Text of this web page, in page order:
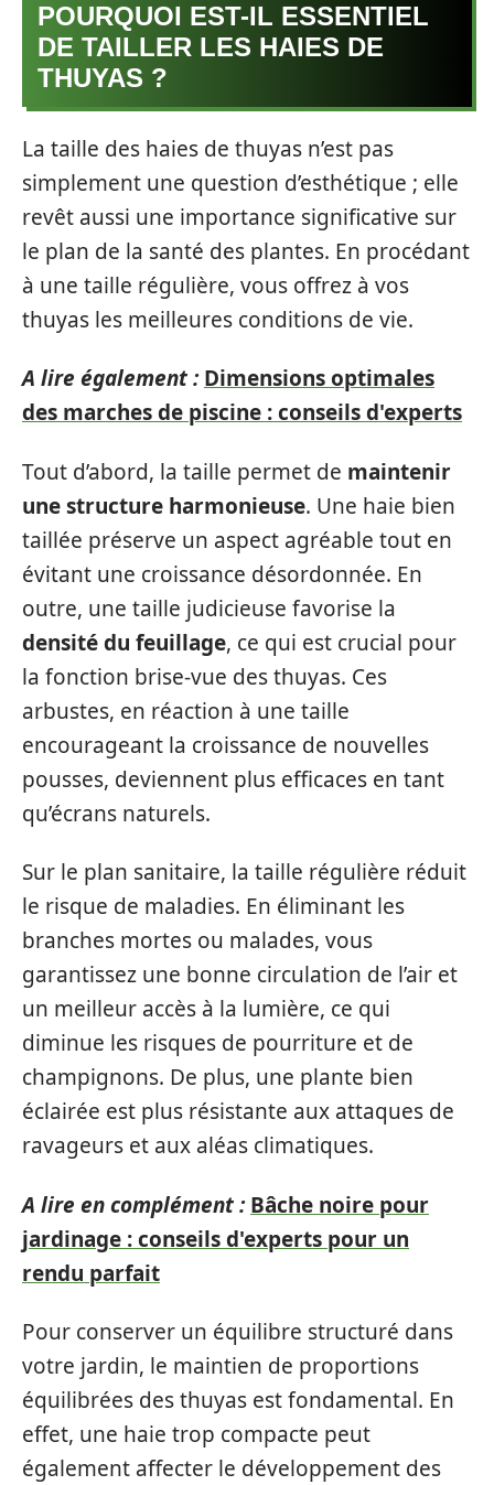
POURQUOI EST-IL ESSENTIEL
DE TAILLER LES HAIES DE
THUYAS ?
La taille des haies de thuyas n’est pas
simplement une question d’esthétique ; elle
revêt aussi une importance significative sur
le plan de la santé des plantes. En procédant
à une taille régulière, vous offrez à vos
thuyas les meilleures conditions de vie.
A lire également : Dimensions optimales
des marches de piscine : conseils d'experts
Tout d’abord, la taille permet de maintenir
une structure harmonieuse. Une haie bien
taillée préserve un aspect agréable tout en
évitant une croissance désordonnée. En
outre, une taille judicieuse favorise la
densité du feuillage, ce qui est crucial pour
la fonction brise-vue des thuyas. Ces
arbustes, en réaction à une taille
encourageant la croissance de nouvelles
pousses, deviennent plus efficaces en tant
qu’écrans naturels.
Sur le plan sanitaire, la taille régulière réduit
le risque de maladies. En éliminant les
branches mortes ou malades, vous
garantissez une bonne circulation de l’air et
un meilleur accès à la lumière, ce qui
diminue les risques de pourriture et de
champignons. De plus, une plante bien
éclairée est plus résistante aux attaques de
ravageurs et aux aléas climatiques.
A lire en complément : Bâche noire pour
jardinage : conseils d'experts pour un
rendu parfait
Pour conserver un équilibre structuré dans
votre jardin, le maintien de proportions
équilibrées des thuyas est fondamental. En
effet, une haie trop compacte peut
également affecter le développement des